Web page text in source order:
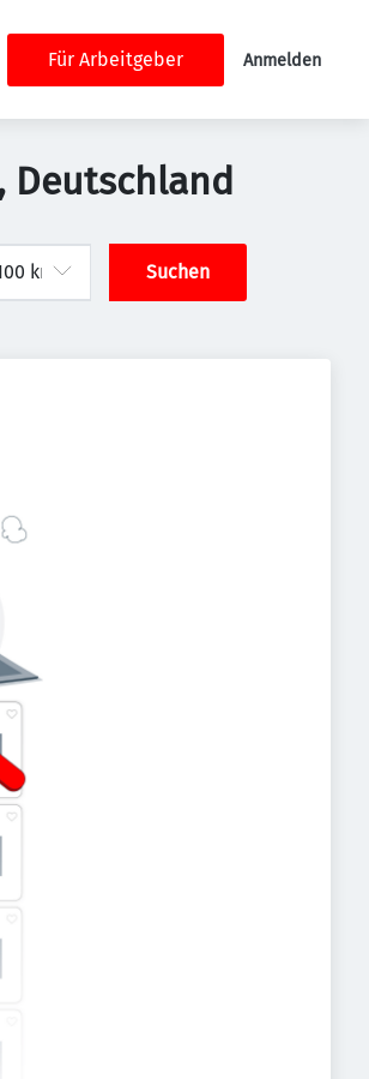
Für Arbeitgeber Anmelden
Deutschland
Suchen